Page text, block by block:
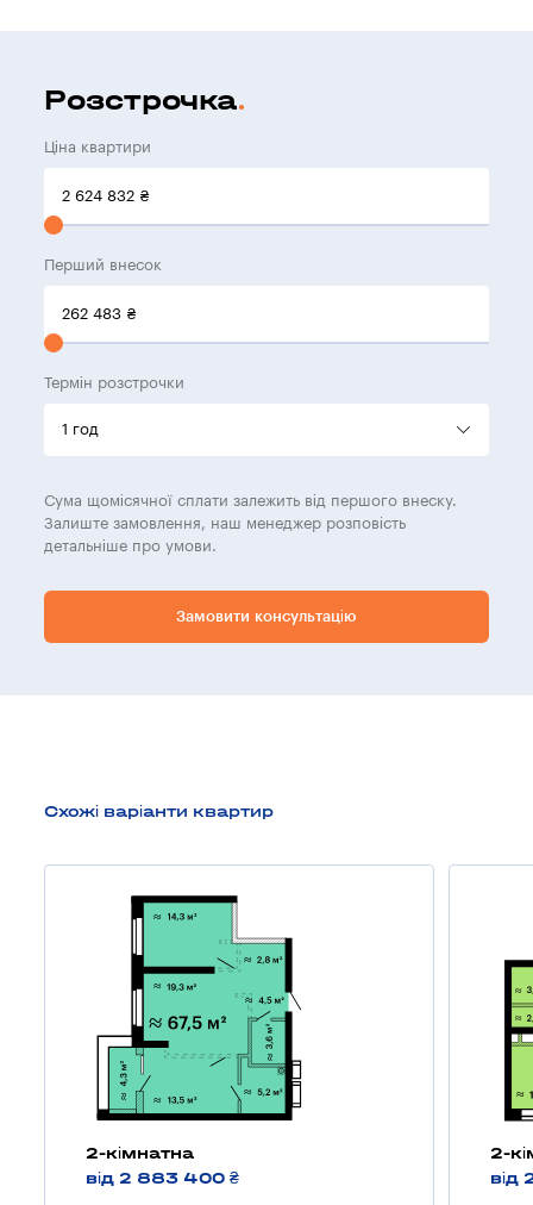
Розстрочка
Ціна квартири
2 624 832 ₴
Перший внесок
262 483 ₴
Термін розстрочки
Сума щомісячної сплати залежить від першого внеску.
Залиште замовлення, наш менеджер розповість
детальніше про умови.
Замовити консультацію
Схожі варіанти квартир
2-кімнатна
від 2 883 400 ₴
2-
від